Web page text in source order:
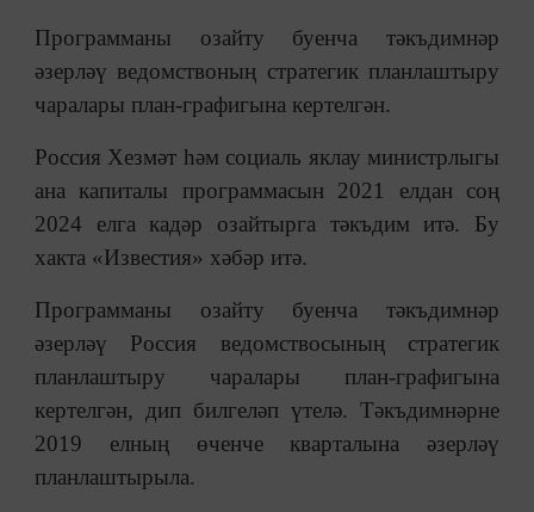
Программаны озайту буенча тәкъдимнәр
әзерләү ведомствоның стратегик планлаштыру
чаралары план-графигына кертелгән.
Россия Хезмәт һәм социаль яклау министрлыгы
ана капиталы программасын 2021 елдан соң
2024 елга кадәр озайтырга тәкъдим итә. Бу
хакта «Известия» хәбәр итә.
Программаны озайту буенча тәкъдимнәр
әзерләү Россия ведомствосының стратегик
планлаштыру чаралары план-графигына
кертелгән, дип билгеләп үтелә. Тәкъдимнәрне
2019 елның өченче кварталына әзерләү
планлаштырыла.